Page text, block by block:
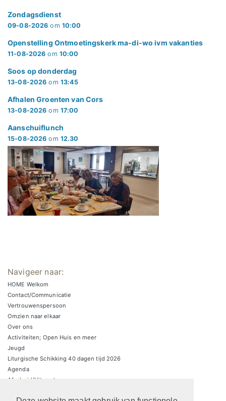
Zondagsdienst
09-08-2026 om 10:00
Openstelling Ontmoetingskerk ma-di-wo ivm vakanties
11-08-2026 om 10:00
Soos op donderdag
13-08-2026 om 13:45
Afhalen Groenten van Cors
13-08-2026 om 17:00
Aanschuiflunch
15-08-2026 om 12.30
Navigeer naar:
HOME Welkom
Contact/Communicatie
Vertrouwenspersoon
Omzien naar elkaar
Over ons
Activiteiten; Open Huis en meer
Jeugd
Liturgische Schikking 40 dagen tijd 2026
Agenda
Afscheid/Uitvaart